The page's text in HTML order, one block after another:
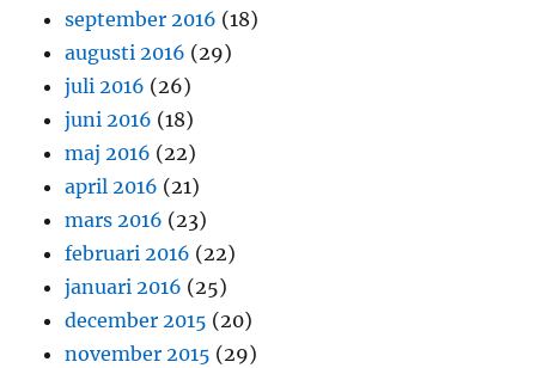
september 2016 (18)
augusti 2016 (29)
juli 2016 (26)
juni 2016 (18)
maj 2016 (22)
april 2016 (21)
mars 2016 (23)
februari 2016 (22)
januari 2016 (25)
december 2015 (20)
november 2015 (29)